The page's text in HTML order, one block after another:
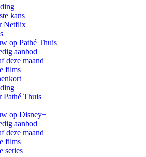
kans
Netflix
op Pathé Thuis
aanbod
deze maand
films
Pathé Thuis
op Disney+
aanbod
deze maand
films
series